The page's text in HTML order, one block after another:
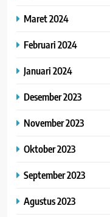
Maret 2024
Februari 2024
Januari 2024
Desember 2023
November 2023
Oktober 2023
September 2023
Agustus 2023